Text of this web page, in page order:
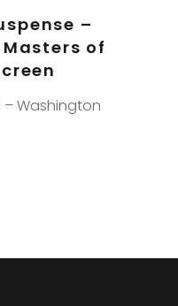
–
of
– Washington